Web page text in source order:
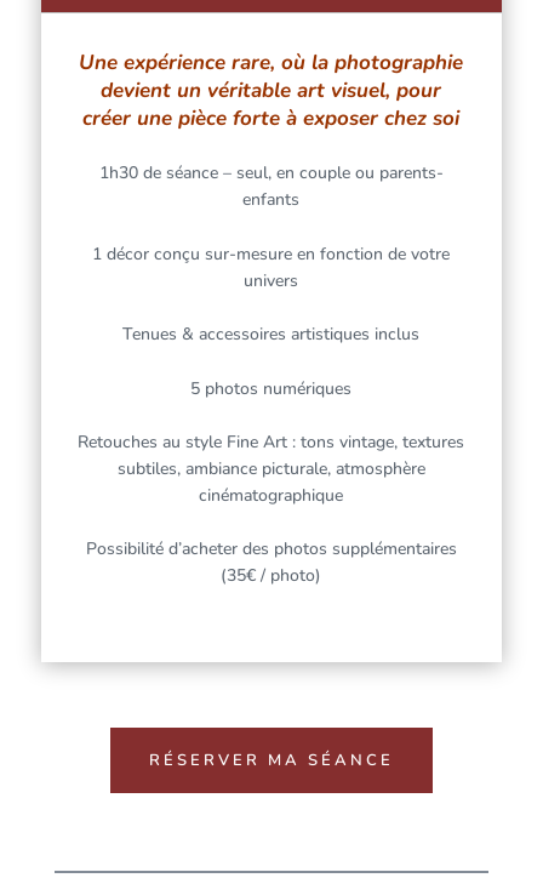
Une expérience rare, où la photographie
devient un véritable art visuel, pour
créer une pièce forte à exposer chez soi
1h30 de séance – seul, en couple ou parents-
enfants
1 décor conçu sur-mesure en fonction de votre
univers
Tenues & accessoires artistiques inclus
5 photos numériques
Retouches au style Fine Art : tons vintage, textures
subtiles, ambiance picturale, atmosphère
cinématographique
Possibilité d’acheter des photos supplémentaires
(35€ / photo)
RÉSERVER MA SÉANCE